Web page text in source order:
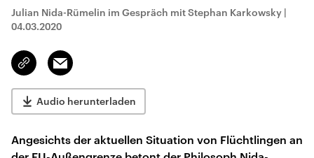
Julian Nida-Rümelin im Gespräch mit Stephan Karkowsky |
04.03.2020
Link
kopieren/teilen
Email
Audio herunterladen
Angesichts der aktuellen Situation von Flüchtlingen an